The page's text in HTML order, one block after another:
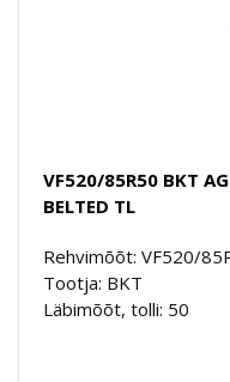
VF520/85R50 BKT
BELTED TL
Rehvimõõt: VF520/
Tootja: BKT
Läbimõõt, tolli: 50